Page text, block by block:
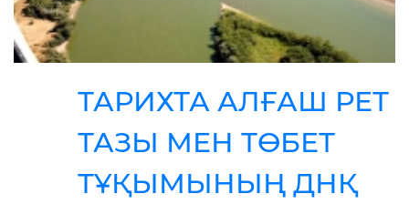
ТАРИХТА АЛҒАШ РЕТ
ТАЗЫ МЕН ТӨБЕТ
ТҰҚЫМЫНЫҢ ДНҚ